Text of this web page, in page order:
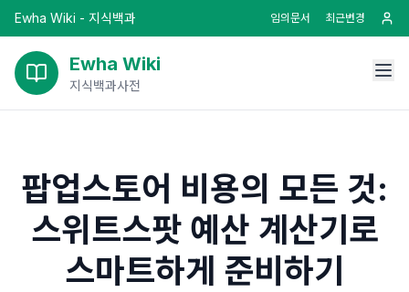
Ewha Wiki - 지식백과 임의문서 최근변경
Ewha Wiki
지식백과사전
팝업스토어 비용의 모든 것:
스위트스팟 예산 계산기로
스마트하게 준비하기